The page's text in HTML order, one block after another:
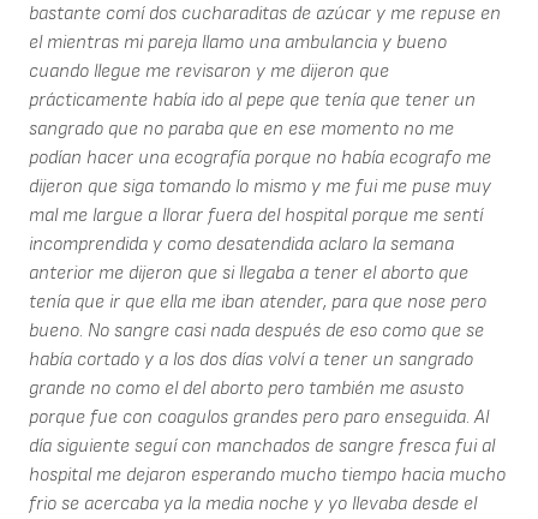
bastante comí dos cucharaditas de azúcar y me repuse en
el mientras mi pareja llamo una ambulancia y bueno
cuando llegue me revisaron y me dijeron que
prácticamente había ido al pepe que tenía que tener un
sangrado que no paraba que en ese momento no me
podían hacer una ecografía porque no había ecografo me
dijeron que siga tomando lo mismo y me fui me puse muy
mal me largue a llorar fuera del hospital porque me sentí
incomprendida y como desatendida aclaro la semana
anterior me dijeron que si llegaba a tener el aborto que
tenía que ir que ella me iban atender, para que nose pero
bueno. No sangre casi nada después de eso como que se
había cortado y a los dos días volví a tener un sangrado
grande no como el del aborto pero también me asusto
porque fue con coagulos grandes pero paro enseguida. Al
día siguiente seguí con manchados de sangre fresca fui al
hospital me dejaron esperando mucho tiempo hacia mucho
frio se acercaba ya la media noche y yo llevaba desde el